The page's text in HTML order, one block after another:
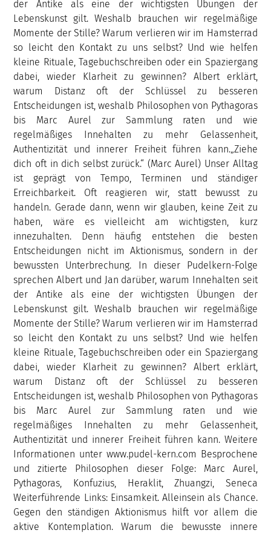
der Antike als eine der wichtigsten Übungen der
Lebenskunst gilt. Weshalb brauchen wir regelmäßige
Momente der Stille? Warum verlieren wir im Hamsterrad
so leicht den Kontakt zu uns selbst? Und wie helfen
kleine Rituale, Tagebuchschreiben oder ein Spaziergang
dabei, wieder Klarheit zu gewinnen? Albert erklärt,
warum Distanz oft der Schlüssel zu besseren
Entscheidungen ist, weshalb Philosophen von Pythagoras
bis Marc Aurel zur Sammlung raten und wie
regelmäßiges Innehalten zu mehr Gelassenheit,
Authentizität und innerer Freiheit führen kann.„Ziehe
dich oft in dich selbst zurück.“ (Marc Aurel) Unser Alltag
ist geprägt von Tempo, Terminen und ständiger
Erreichbarkeit. Oft reagieren wir, statt bewusst zu
handeln. Gerade dann, wenn wir glauben, keine Zeit zu
haben, wäre es vielleicht am wichtigsten, kurz
innezuhalten. Denn häufig entstehen die besten
Entscheidungen nicht im Aktionismus, sondern in der
bewussten Unterbrechung. In dieser Pudelkern-Folge
sprechen Albert und Jan darüber, warum Innehalten seit
der Antike als eine der wichtigsten Übungen der
Lebenskunst gilt. Weshalb brauchen wir regelmäßige
Momente der Stille? Warum verlieren wir im Hamsterrad
so leicht den Kontakt zu uns selbst? Und wie helfen
kleine Rituale, Tagebuchschreiben oder ein Spaziergang
dabei, wieder Klarheit zu gewinnen? Albert erklärt,
warum Distanz oft der Schlüssel zu besseren
Entscheidungen ist, weshalb Philosophen von Pythagoras
bis Marc Aurel zur Sammlung raten und wie
regelmäßiges Innehalten zu mehr Gelassenheit,
Authentizität und innerer Freiheit führen kann. Weitere
Informationen unter www.pudel-kern.com Besprochene
und zitierte Philosophen dieser Folge: Marc Aurel,
Pythagoras, Konfuzius, Heraklit, Zhuangzi, Seneca
Weiterführende Links: Einsamkeit. Alleinsein als Chance.
Gegen den ständigen Aktionismus hilft vor allem die
aktive Kontemplation. Warum die bewusste innere